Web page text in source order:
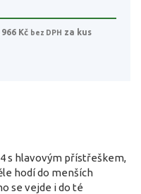
Kč bez DPH za kus
s hlavovým přístřeškem,
hodí do menších
se vejde i do té